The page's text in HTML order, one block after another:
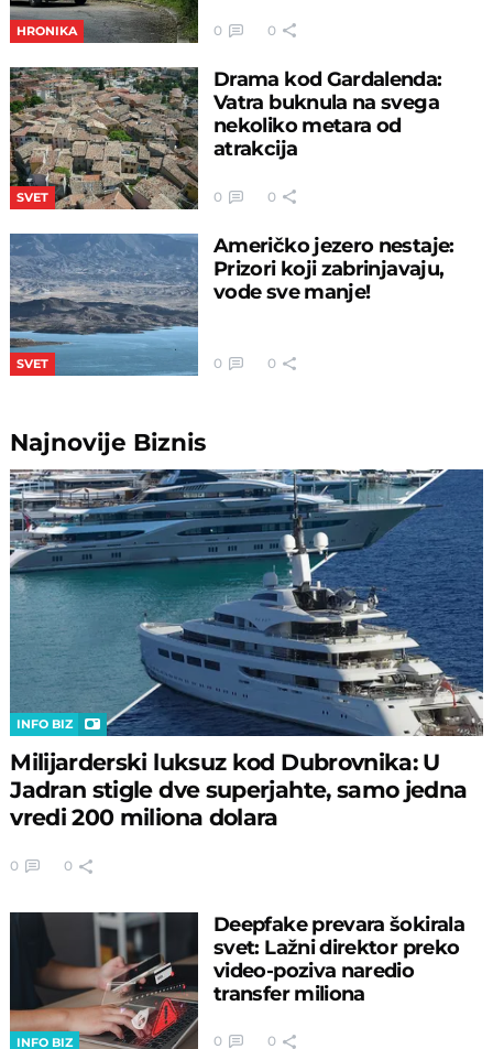
HRONIKA 0 0
SVET
Drama kod Gardalenda:
Vatra buknula na svega
nekoliko metara od
atrakcija
0 0
SVET
Američko jezero nestaje:
Prizori koji zabrinjavaju,
vode sve manje!
0 0
Najnovije Biznis
INFO BIZ
Milijarderski luksuz kod Dubrovnika: U
Jadran stigle dve superjahte, samo jedna
vredi 200 miliona dolara
0 0
INFO BIZ
Deepfake prevara šokirala
svet: Lažni direktor preko
video-poziva naredio
transfer miliona
0 0